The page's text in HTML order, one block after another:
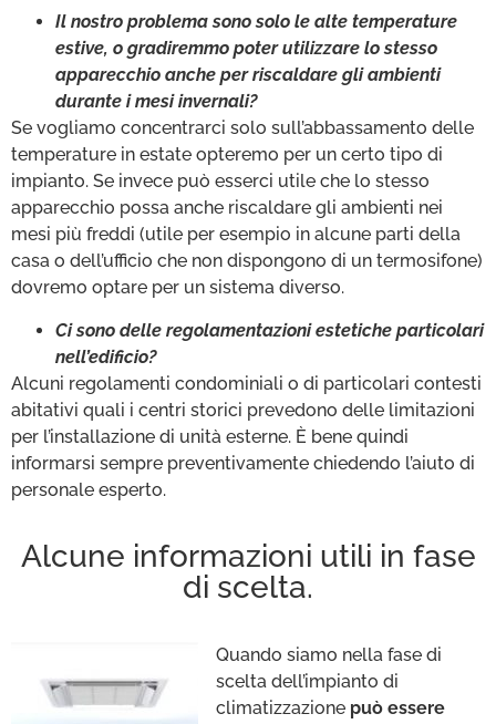
Il nostro problema sono solo le alte temperature
estive, o gradiremmo poter utilizzare lo stesso
apparecchio anche per riscaldare gli ambienti
durante i mesi invernali?
Se vogliamo concentrarci solo sull’abbassamento delle
temperature in estate opteremo per un certo tipo di
impianto. Se invece può esserci utile che lo stesso
apparecchio possa anche riscaldare gli ambienti nei
mesi più freddi (utile per esempio in alcune parti della
casa o dell’ufficio che non dispongono di un termosifone)
dovremo optare per un sistema diverso.
Ci sono delle regolamentazioni estetiche particolari
nell’edificio?
Alcuni regolamenti condominiali o di particolari contesti
abitativi quali i centri storici prevedono delle limitazioni
per l’installazione di unità esterne. È bene quindi
informarsi sempre preventivamente chiedendo l’aiuto di
personale esperto.
Alcune informazioni utili in fase
di scelta.
Quando siamo nella fase di
scelta dell’impianto di
climatizzazione può essere